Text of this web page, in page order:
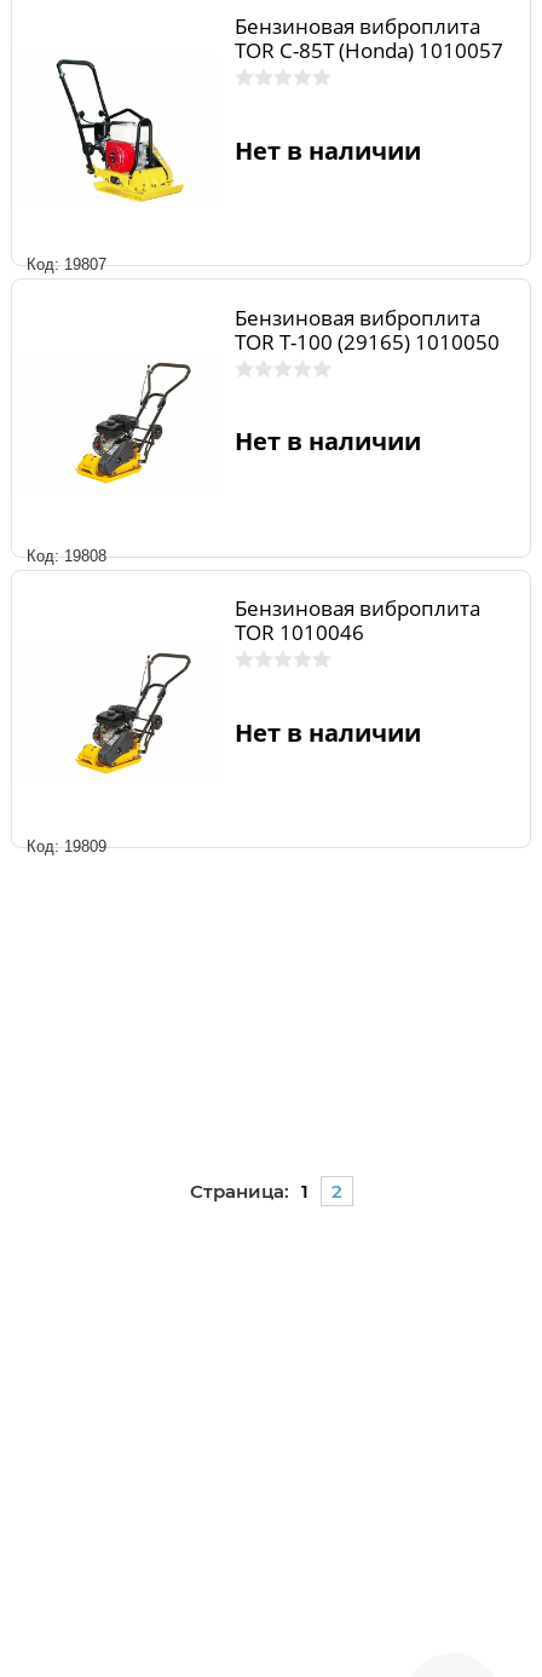
Код: 19807
Бензиновая виброплита
TOR C-85T (Honda) 1010057
Нет в наличии
Код: 19808
Бензиновая виброплита
TOR T-100 (29165) 1010050
Нет в наличии
Код: 19809
Бензиновая виброплита
TOR 1010046
Нет в наличии
Страница: 1 2